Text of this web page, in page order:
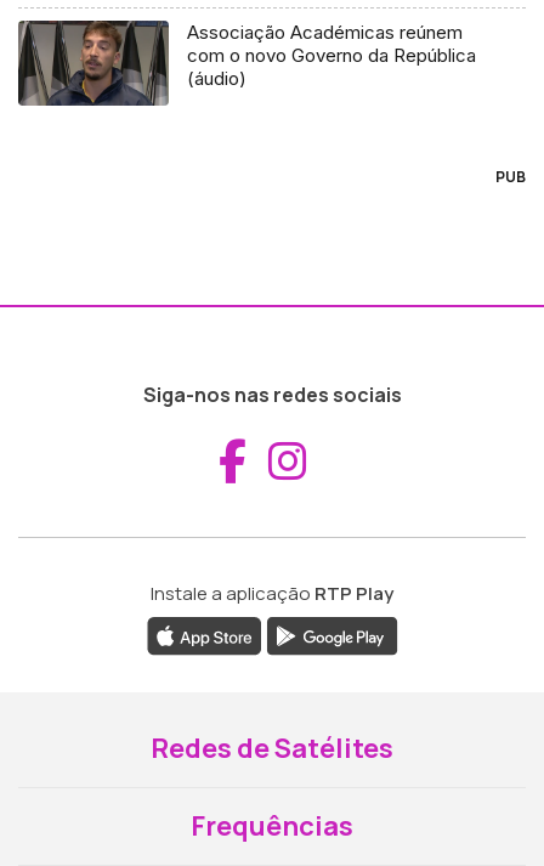
Associação Académicas reúnem
com o novo Governo da República
(áudio)
PUB
Siga-nos nas redes sociais
Aceder ao
Instale a aplicação RTP Play
Redes de Satélites
Frequências